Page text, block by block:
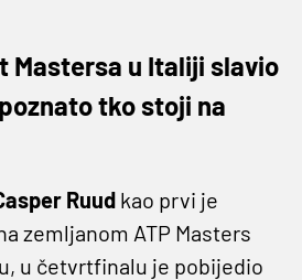
Mastersa u Italiji slavio
tko stoji na
Ruud kao prvi je
zemljanom ATP Masters
u četvrtfinalu je pobijedio